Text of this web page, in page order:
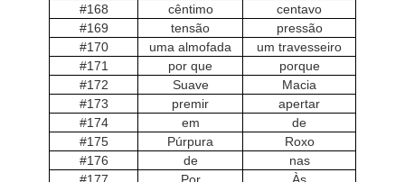
#168
cêntimo
centavo
#169
tensão
pressão
#170
uma almofada
um travesseiro
#171
por que
porque
#172
Suave
Macia
#173
premir
apertar
#174
em
de
#175
Púrpura
Roxo
#176
de
nas